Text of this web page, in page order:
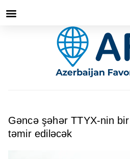
Gəncə şəhər TTYX-nin
təmir ediləcək